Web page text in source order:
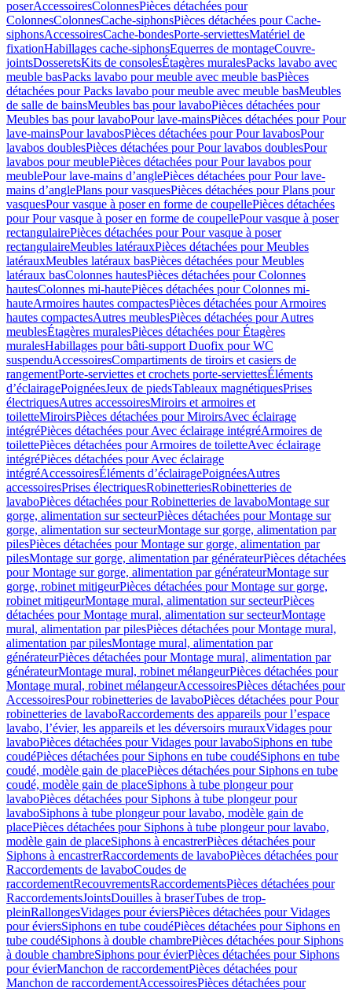
poserAccessoiresColonnesPièces détachées pour
ColonnesColonnesCache-siphonsPièces détachées pour Cache-
siphonsAccessoiresCache-bondesPorte-serviettesMatériel de
fixationHabillages cache-siphonsEquerres de montageCouvre-
jointsDosseretsKits de consolesÉtagères muralesPacks lavabo avec
meuble basPacks lavabo pour meuble avec meuble basPièces
détachées pour Packs lavabo pour meuble avec meuble basMeubles
de salle de bainsMeubles bas pour lavaboPièces détachées pour
Meubles bas pour lavaboPour lave-mainsPièces détachées pour Pour
lave-mainsPour lavabosPièces détachées pour Pour lavabosPour
lavabos doublesPièces détachées pour Pour lavabos doublesPour
lavabos pour meublePièces détachées pour Pour lavabos pour
meublePour lave-mains d’anglePièces détachées pour Pour lave-
mains d’anglePlans pour vasquesPièces détachées pour Plans pour
vasquesPour vasque à poser en forme de coupellePièces détachées
pour Pour vasque à poser en forme de coupellePour vasque à poser
rectangulairePièces détachées pour Pour vasque à poser
rectangulaireMeubles latérauxPièces détachées pour Meubles
latérauxMeubles latéraux basPièces détachées pour Meubles
latéraux basColonnes hautesPièces détachées pour Colonnes
hautesColonnes mi-hautePièces détachées pour Colonnes mi-
hauteArmoires hautes compactesPièces détachées pour Armoires
hautes compactesAutres meublesPièces détachées pour Autres
meublesÉtagères muralesPièces détachées pour Étagères
muralesHabillages pour bâti-support Duofix pour WC
suspenduAccessoiresCompartiments de tiroirs et casiers de
rangementPorte-serviettes et crochets porte-serviettesÉléments
d’éclairagePoignéesJeux de piedsTableaux magnétiquesPrises
électriquesAutres accessoiresMiroirs et armoires et
toiletteMiroirsPièces détachées pour MiroirsAvec éclairage
intégréPièces détachées pour Avec éclairage intégréArmoires de
toilettePièces détachées pour Armoires de toiletteAvec éclairage
intégréPièces détachées pour Avec éclairage
intégréAccessoiresÉléments d’éclairagePoignéesAutres
accessoiresPrises électriquesRobinetteriesRobinetteries de
lavaboPièces détachées pour Robinetteries de lavaboMontage sur
gorge, alimentation sur secteurPièces détachées pour Montage sur
gorge, alimentation sur secteurMontage sur gorge, alimentation par
pilesPièces détachées pour Montage sur gorge, alimentation par
pilesMontage sur gorge, alimentation par générateurPièces détachées
pour Montage sur gorge, alimentation par générateurMontage sur
gorge, robinet mitigeurPièces détachées pour Montage sur gorge,
robinet mitigeurMontage mural, alimentation sur secteurPièces
détachées pour Montage mural, alimentation sur secteurMontage
mural, alimentation par pilesPièces détachées pour Montage mural,
alimentation par pilesMontage mural, alimentation par
générateurPièces détachées pour Montage mural, alimentation par
générateurMontage mural, robinet mélangeurPièces détachées pour
Montage mural, robinet mélangeurAccessoiresPièces détachées pour
AccessoiresPour robinetteries de lavaboPièces détachées pour Pour
robinetteries de lavaboRaccordements des appareils pour l’espace
lavabo, l’évier, les appareils et les déversoirs murauxVidages pour
lavaboPièces détachées pour Vidages pour lavaboSiphons en tube
coudéPièces détachées pour Siphons en tube coudéSiphons en tube
coudé, modèle gain de placePièces détachées pour Siphons en tube
coudé, modèle gain de placeSiphons à tube plongeur pour
lavaboPièces détachées pour Siphons à tube plongeur pour
lavaboSiphons à tube plongeur pour lavabo, modèle gain de
placePièces détachées pour Siphons à tube plongeur pour lavabo,
modèle gain de placeSiphons à encastrerPièces détachées pour
Siphons à encastrerRaccordements de lavaboPièces détachées pour
Raccordements de lavaboCoudes de
raccordementRecouvrementsRaccordementsPièces détachées pour
RaccordementsJointsDouilles à braserTubes de trop-
pleinRallongesVidages pour éviersPièces détachées pour Vidages
pour éviersSiphons en tube coudéPièces détachées pour Siphons en
tube coudéSiphons à double chambrePièces détachées pour Siphons
à double chambreSiphons pour évierPièces détachées pour Siphons
pour évierManchon de raccordementPièces détachées pour
Manchon de raccordementAccessoiresPièces détachées pour